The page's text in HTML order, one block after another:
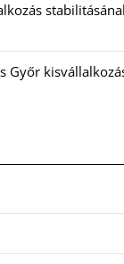
Győr